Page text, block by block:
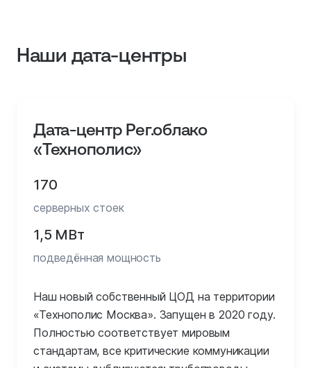
Наши дата‑центры
Дата-центр Рег.облако
«Технополис»
170
серверных стоек
1,5 МВт
подведённая мощность
Наш новый собственный ЦОД на территории
«Технополис Москва». Запущен в 2020 году.
Полностью соответствует мировым
стандартам, все критические коммуникации